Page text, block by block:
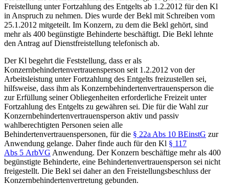
Freistellung unter Fortzahlung des Entgelts ab 1.2.2012 für den Kl
in Anspruch zu nehmen. Dies wurde der Bekl mit Schreiben vom
25.1.2012 mitgeteilt. Im Konzern, zu dem die Bekl gehört, sind
mehr als 400 begünstigte Behinderte beschäftigt. Die Bekl lehnte
den Antrag auf Dienstfreistellung telefonisch ab.
DerKl begehrt die Feststellung, dass er als
Konzernbehindertenvertrauensperson seit 1.2.2012 von der
Arbeitsleistung unter Fortzahlung des Entgelts freizustellen sei,
hilfsweise, dass ihm als Konzernbehindertenvertrauensperson die
zur Erfüllung seiner Obliegenheiten erforderliche Freizeit unter
Fortzahlung des Entgelts zu gewähren sei. Die für die Wahl zur
Konzernbehindertenvertrauensperson aktiv und passiv
wahlberechtigten Personen seien alle
Behindertenvertrauenspersonen, für die § 22a Abs 10 BEinstG zur
Anwendung gelange. Daher finde auch für den Kl § 117
Abs 5 ArbVG Anwendung. Der Konzern beschäftige mehr als 400
begünstigte Behinderte, eine Behindertenvertrauensperson sei nicht
freigestellt. Die Bekl sei daher an den Freistellungsbeschluss der
Konzernbehindertenvertretung gebunden.